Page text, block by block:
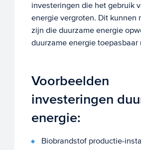
investeringen die het gebruik
energie vergroten. Dit kunnen
zijn die duurzame energie
duurzame energie toepasbaar
Voorbeelden
investeringen
energie:
Biobrandstof productie-